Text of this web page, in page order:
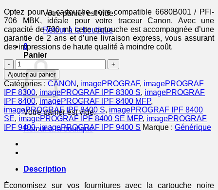
Votre panier est vide.
Retour à la boutique
0
Panier
Votre panier est vide.
Retour à la boutique
Optez pour la cartouche noire compatible 6680B001 / PFI-
706 MBK, idéale pour votre traceur Canon. Avec une
capacité de 700 ml, cette cartouche est accompagnée d’une
garantie de 2 ans et d’une livraison express, vous assurant
des impressions de haute qualité à moindre coût.
quantité
de
6680B001
/
PFI-
706
MBK
-
cartouche
compatible
Canon
noire
Ajouter au panier
Catégories : CANON , imagePROGRAF, imagePROGRAF
IPF 8300, imagePROGRAF IPF 8300 S, imagePROGRAF
IPF 8400,imagePROGRAF IPF 8400 MFP,
imagePROGRAF IPF 8400 S, imagePROGRAF IPF 8400
SE, imagePROGRAF IPF 8400 SE MFP, imagePROGRAF
IPF 9400,imagePROGRAF IPF 9400 S Marque : Générique
Description
Économisez sur vos fournitures avec la cartouche noire